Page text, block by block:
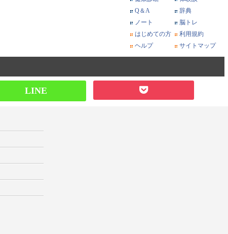
Q＆A
辞典
ノート
脳トレ
はじめての方
利用規約
ヘルプ
サイトマップ
LINE